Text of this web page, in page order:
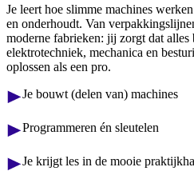
Je leert hoe slimme machines
en onderhoudt. Van
moderne fabrieken: jij zorgt dat
elektrotechniek, mechanica en
oplossen als een pro.
Je bouwt (delen van) machines
Programmeren én sleutelen
Je krijgt les in de mooie